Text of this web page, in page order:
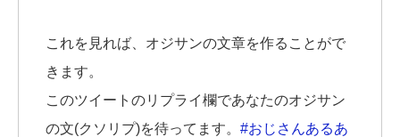
これを見れば、オジサンの文章を作ることがで
きます。
このツイートのリプライ欄であなたのオジサン
の文(クソリプ)を待ってます。 #おじさんあるあ